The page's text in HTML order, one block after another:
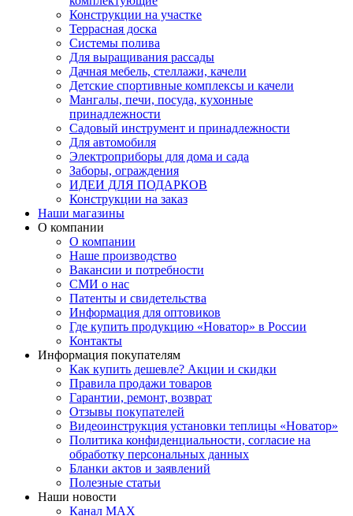
Конструкции на участке
Террасная доска
Системы полива
Для выращивания рассады
Дачная мебель, стеллажи, качели
Детские спортивные комплексы и качели
Мангалы, печи, посуда, кухонные
принадлежности
Садовый инструмент и принадлежности
Для автомобиля
Электроприборы для дома и сада
Заборы, ограждения
ИДЕИ ДЛЯ ПОДАРКОВ
Конструкции на заказ
Наши магазины
О компании
О компании
Наше производство
Вакансии и потребности
СМИ о нас
Патенты и свидетельства
Информация для оптовиков
Где купить продукцию «Новатор» в России
Контакты
Информация покупателям
Как купить дешевле? Акции и скидки
Правила продажи товаров
Гарантии, ремонт, возврат
Отзывы покупателей
Видеоинструкция установки теплицы «Новатор»
Политика конфиденциальности, согласие на
обработку персональных данных
Бланки актов и заявлений
Полезные статьи
Наши новости
Канал MAX